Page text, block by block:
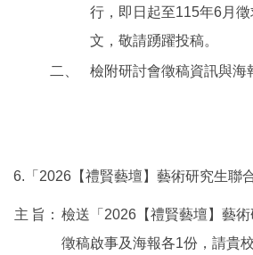
行，即日起至115年6月
文，敬請踴躍投稿。
二、
檢附研討會徵稿資訊與海
6.「2026【禮賢藝壇】藝術研究生聯
主 旨： 檢送「2026【禮賢藝壇】藝術
徵稿啟事及海報各1份，請貴